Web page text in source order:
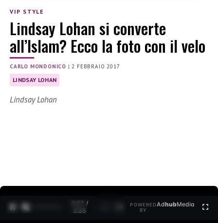
VIP STYLE
Lindsay Lohan si converte
all’Islam? Ecco la foto con il velo
CARLO MONDONICO |2 FEBBRAIO 2017
LINDSAY LOHAN
Lindsay Lohan
0:27 /
3:35
POWERED
BY
AdhubMedia